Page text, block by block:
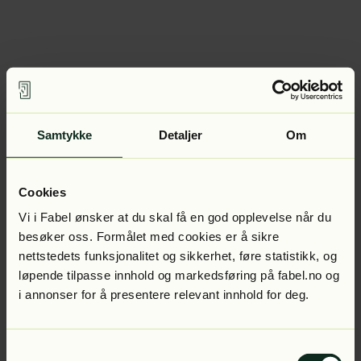
Samtykke Detaljer Om
Cookies
Vi i Fabel ønsker at du skal få en god opplevelse når du
besøker oss. Formålet med cookies er å sikre
nettstedets funksjonalitet og sikkerhet, føre statistikk, og
løpende tilpasse innhold og markedsføring på fabel.no og
i annonser for å presentere relevant innhold for deg.